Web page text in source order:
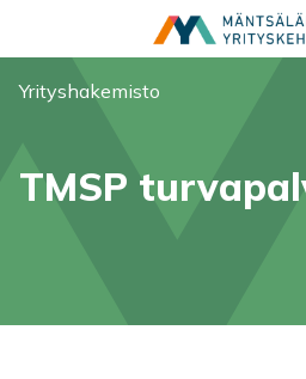
Olet tässä:
Yrityshakemisto
TMSP